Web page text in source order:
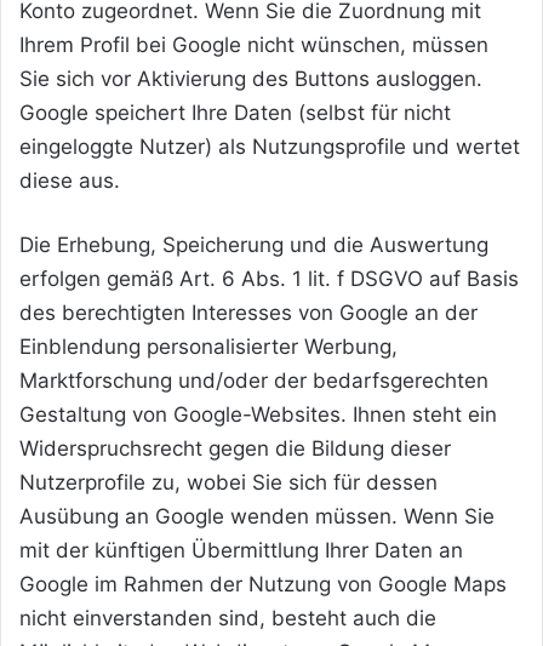
Konto zugeordnet. Wenn Sie die Zuordnung mit
Ihrem Profil bei Google nicht wünschen, müssen
Sie sich vor Aktivierung des Buttons ausloggen.
Google speichert Ihre Daten (selbst für nicht
eingeloggte Nutzer) als Nutzungsprofile und wertet
diese aus.
Die Erhebung, Speicherung und die Auswertung
erfolgen gemäß Art. 6 Abs. 1 lit. f DSGVO auf Basis
des berechtigten Interesses von Google an der
Einblendung personalisierter Werbung,
Marktforschung und/oder der bedarfsgerechten
Gestaltung von Google-Websites. Ihnen steht ein
Widerspruchsrecht gegen die Bildung dieser
Nutzerprofile zu, wobei Sie sich für dessen
Ausübung an Google wenden müssen. Wenn Sie
mit der künftigen Übermittlung Ihrer Daten an
Google im Rahmen der Nutzung von Google Maps
nicht einverstanden sind, besteht auch die